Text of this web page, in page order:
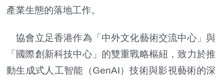
產業生態的落地工作。
協會立足香港作為「中外文化藝術交流中心」與
「國際創新科技中心」的雙重戰略樞紐，致力於推
動生成式人工智能（GenAI）技術與影視藝術的深